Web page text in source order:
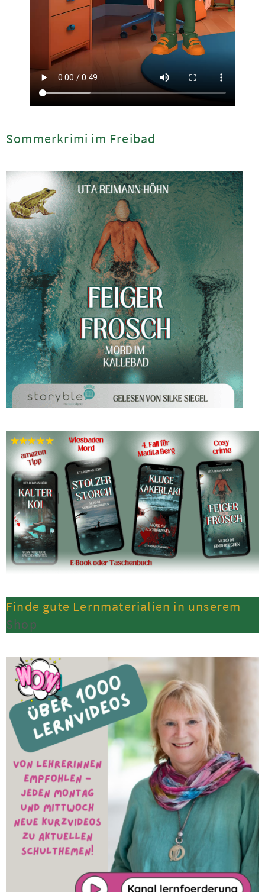
Sommerkrimi im Freibad
Finde gute Lernmaterialien in unserem
Shop